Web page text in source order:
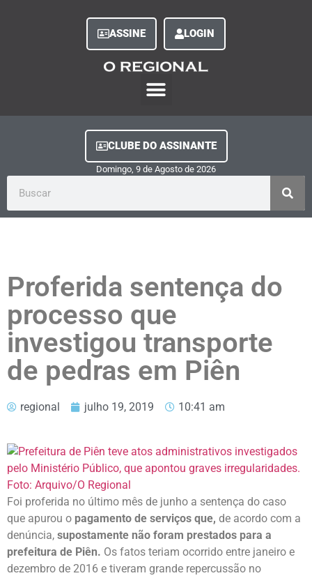
ASSINE LOGIN
CLUBE DO ASSINANTE
Domingo, 9 de Agosto de 2026
Proferida sentença do
processo que
investigou transporte
de pedras em Piên
regional julho 19, 2019 10:41 am
Foi proferida no último mês de junho a sentença do caso
que apurou o pagamento de serviços que, de acordo com a
denúncia, supostamente não foram prestados para a
prefeitura de Piên. Os fatos teriam ocorrido entre janeiro e
dezembro de 2016 e tiveram grande repercussão no